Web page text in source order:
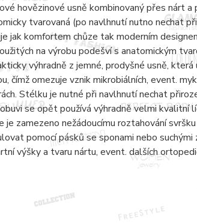
hovězinové usně kombinovaný přes nárt
tvarovaná (po navlhnutí nutno nechat
jak komfortem chůze tak moderním
na výrobu podešví s anatomickým
výhradně z jemné, prodyšné usně,
čímž omezuje vznik mikrobiálních, event.
Stélku je nutné při navlhnutí nechat
se opět používá výhradně velmi
je zamezeno nežádoucímu roztahování
pomocí pásků se sponami nebo
výšky a tvaru nártu, event. dalších